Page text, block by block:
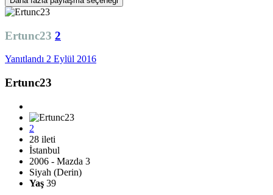
Ertunc23 2
Yanıtlandı 2 Eylül 2016
Ertunc23
2
28 ileti
İstanbul
2006 - Mazda 3
Siyah (Derin)
Yaş 39